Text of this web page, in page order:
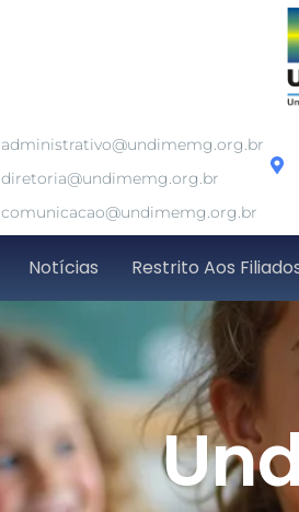
administrativo@undimemg.org.br
diretoria@undimemg.org.br
comunicacao@undimemg.org.br
Notícias Restrito Aos